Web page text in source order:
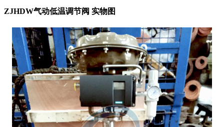
ZJHDW气动低温调节阀 实物图